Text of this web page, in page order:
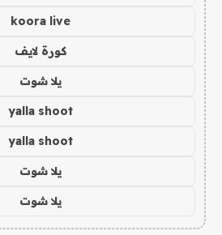
koora live
كورة لايف
يلا شوت
yalla shoot
yalla shoot
يلا شوت
يلا شوت